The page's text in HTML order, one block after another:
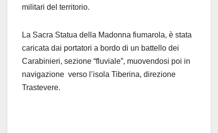
militari del territorio.
La Sacra Statua della Madonna fiumarola, è stata
caricata dai portatori a bordo di un battello dei
Carabinieri, sezione “fluviale”, muovendosi poi in
navigazione verso l’isola Tiberina, direzione
Trastevere.